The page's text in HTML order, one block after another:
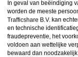
In geval van beëindiging
worden de meeste
kan
en technische
fraudepreventie, het
voldoen aan wettelijke
bewaard dan